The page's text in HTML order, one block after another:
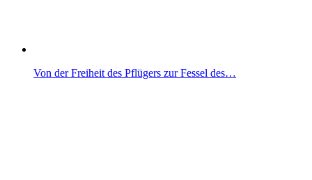
Von der Freiheit des Pflügers zur Fessel des…